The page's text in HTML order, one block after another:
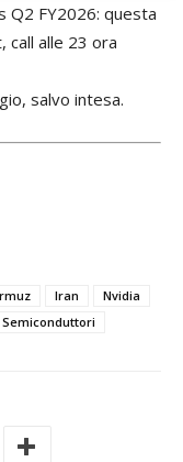
Q2 FY2026: questa
call alle 23 ora
salvo intesa.
Iran
Nvidia
Semiconduttori